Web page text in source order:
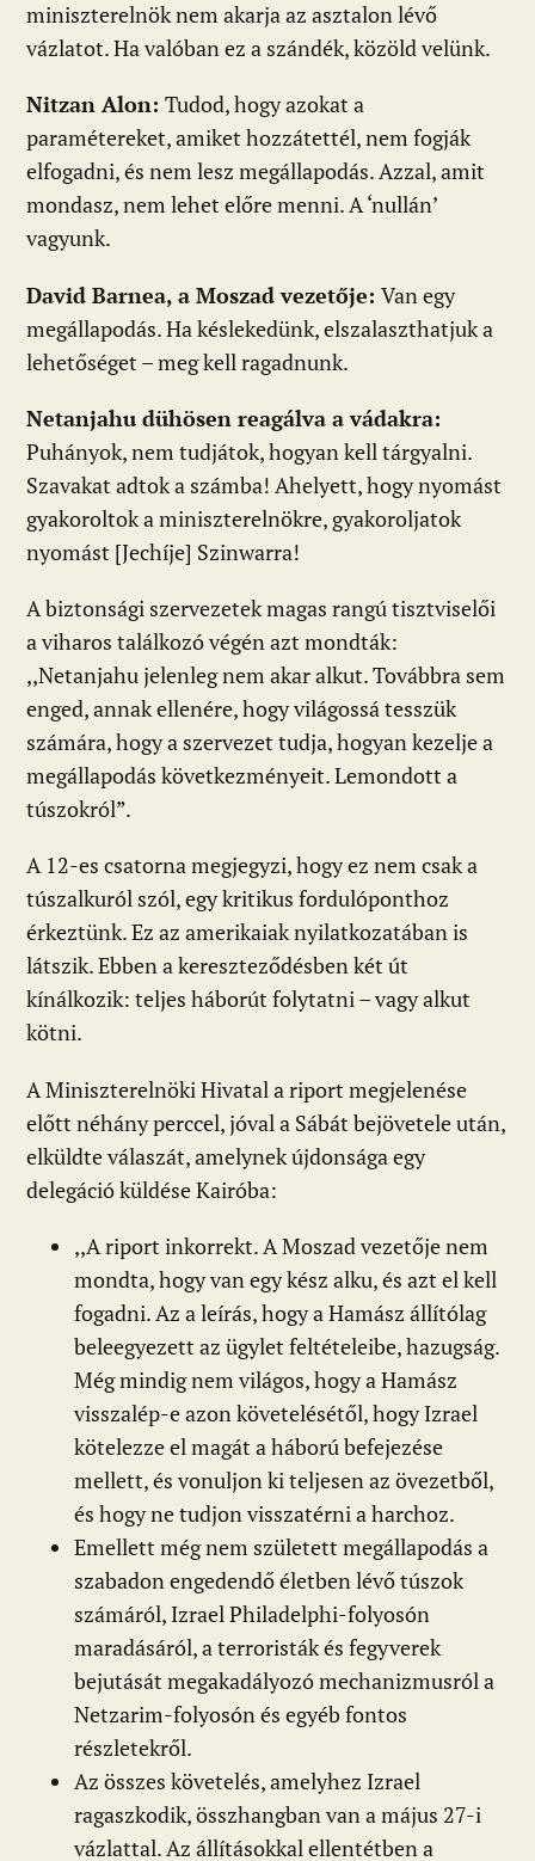
miniszterelnök nem akarja az asztalon lévő
vázlatot. Ha valóban ez a szándék, közöld velünk.
Nitzan Alon: Tudod, hogy azokat a
paramétereket, amiket hozzátettél, nem fogják
elfogadni, és nem lesz megállapodás. Azzal, amit
mondasz, nem lehet előre menni. A ‘nullán’
vagyunk.
David Barnea, a Moszad vezetője: Van egy
megállapodás. Ha késlekedünk, elszalaszthatjuk a
lehetőséget – meg kell ragadnunk.
Netanjahu dühösen reagálva a vádakra:
Puhányok, nem tudjátok, hogyan kell tárgyalni.
Szavakat adtok a számba! Ahelyett, hogy nyomást
gyakoroltok a miniszterelnökre, gyakoroljatok
nyomást [Jechíje] Szinwarra!
A biztonsági szervezetek magas rangú tisztviselői
a viharos találkozó végén azt mondták:
,,Netanjahu jelenleg nem akar alkut. Továbbra sem
enged, annak ellenére, hogy világossá tesszük
számára, hogy a szervezet tudja, hogyan kezelje a
megállapodás következményeit. Lemondott a
túszokról”.
A 12-es csatorna megjegyzi, hogy ez nem csak a
túszalkuról szól, egy kritikus fordulóponthoz
érkeztünk. Ez az amerikaiak nyilatkozatában is
látszik. Ebben a kereszteződésben két út
kínálkozik: teljes háborút folytatni – vagy alkut
kötni.
A Miniszterelnöki Hivatal a riport megjelenése
előtt néhány perccel, jóval a Sábát bejövetele után,
elküldte válaszát, amelynek újdonsága egy
delegáció küldése Kairóba:
,,A riport inkorrekt. A Moszad vezetője nem
mondta, hogy van egy kész alku, és azt el kell
fogadni. Az a leírás, hogy a Hamász állítólag
beleegyezett az ügylet feltételeibe, hazugság.
Még mindig nem világos, hogy a Hamász
visszalép-e azon követelésétől, hogy Izrael
kötelezze el magát a háború befejezése
mellett, és vonuljon ki teljesen az övezetből,
és hogy ne tudjon visszatérni a harchoz.
Emellett még nem született megállapodás a
szabadon engedendő életben lévő túszok
számáról, Izrael Philadelphi-folyosón
maradásáról, a terroristák és fegyverek
bejutását megakadályozó mechanizmusról a
Netzarim-folyosón és egyéb fontos
részletekről.
Az összes követelés, amelyhez Izrael
ragaszkodik, összhangban van a május 27-i
vázlattal. Az állításokkal ellentétben a